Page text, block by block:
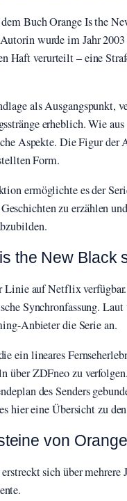
Buch Orange Is the
wurde im Jahr
Haft verurteilt – eine
als Ausgangspunkt,
erheblich. Wie
Aspekte. Die Figur der
Form.
ermöglichte es der
zu erzählen
the New Black
auf Netflix
Synchronfassung.
Anbieter die Serie an.
ein lineares
über ZDFneo zu
des Senders
hier eine Übersicht zu
von
sich über mehrere